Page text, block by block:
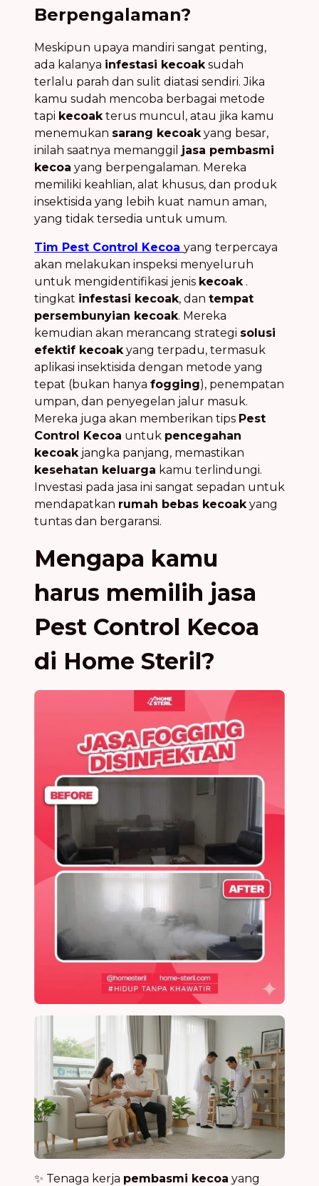
Berpengalaman?
Meskipun upaya mandiri sangat penting,
ada kalanya infestasi kecoaksudah
terlalu parah dan sulit diatasi sendiri. Jika
kamu sudah mencoba berbagai metode
tapi kecoakterus muncul, atau jika kamu
menemukan sarang kecoakyang besar,
inilah saatnya memanggil jasa pembasmi
kecoa yang berpengalaman. Mereka
memiliki keahlian, alat khusus, dan produk
insektisida yang lebih kuat namun aman,
yang tidak tersedia untuk umum.
Tim Pest Control Kecoa yang terpercaya
akan melakukan inspeksi menyeluruh
untuk mengidentifikasi jenis kecoak.
tingkat infestasi kecoak, dan tempat
persembunyian kecoak. Mereka
kemudian akan merancang strategi solusi
efektif kecoakyang terpadu, termasuk
aplikasi insektisida dengan metode yang
tepat (bukan hanya fogging), penempatan
umpan, dan penyegelan jalur masuk.
Mereka juga akan memberikan tips Pest
Control Kecoa untuk pencegahan
kecoakjangka panjang, memastikan
kesehatan keluarga kamu terlindungi.
Investasi pada jasa ini sangat sepadan untuk
mendapatkan rumah bebas kecoakyang
tuntas dan bergaransi.
Mengapa kamu
harus memilih jasa
Pest Control Kecoa
di Home Steril?
✨ Tenaga kerja pembasmi kecoa yang